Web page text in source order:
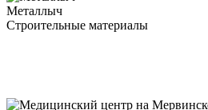
Металлыч
Строительные материалы